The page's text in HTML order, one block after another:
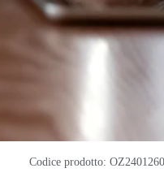
Codice prodotto: